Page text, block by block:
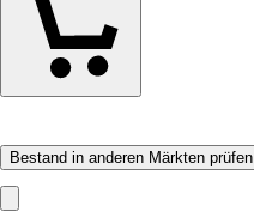
Bestand in anderen Märkten prüfen